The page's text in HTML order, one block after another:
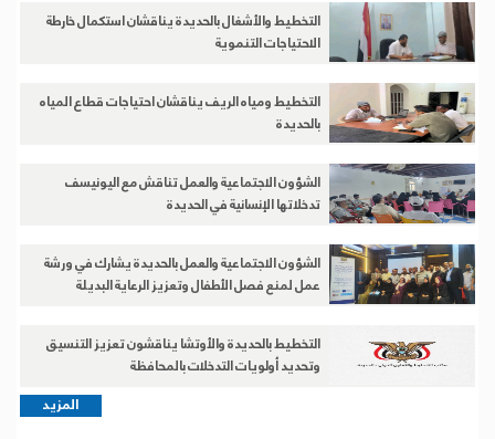
التخطيط والأشغال بالحديدة يناقشان استكمال خارطة
الاحتياجات التنموية
التخطيط ومياه الريف يناقشان احتياجات قطاع المياه
بالحديدة
الشؤون الاجتماعية والعمل تناقش مع اليونيسف
تدخلاتها الإنسانية في الحديدة
الشؤون الاجتماعية والعمل بالحديدة يشارك في ورشة
عمل لمنع فصل الأطفال وتعزيز الرعاية البديلة
التخطيط بالحديدة والأوتشا يناقشون تعزيز التنسيق
وتحديد أولويات التدخلات بالمحافظة
المزيد